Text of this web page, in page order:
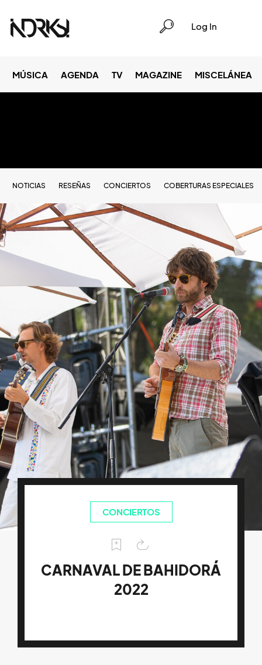
Log In
MÚSICA AGENDA TV MAGAZINE MISCELÁNEA
NOTICIAS RESEÑAS CONCIERTOS COBERTURAS ESPECIALES
CONCIERTOS
CARNAVAL DE BAHIDORÁ
2022